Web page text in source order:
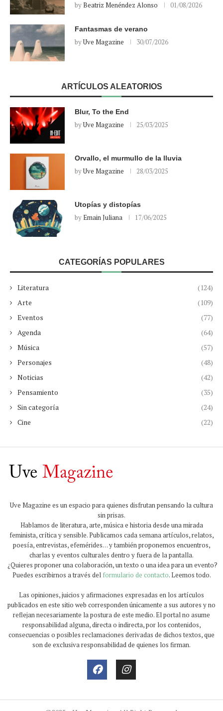
byBeatriz Menéndez Alonso 01/08/2026
Fantasmas de verano
byUve Magazine 30/07/2026
ARTÍCULOS ALEATORIOS
Blur, To the End
byUve Magazine 25/03/2025
Orvallo, el murmullo de la lluvia
byUve Magazine 28/03/2025
Utopías y distopías
byEmain Juliana 17/06/2025
CATEGORÍAS POPULARES
Literatura
(124)
Arte
(109)
Eventos
(77)
Agenda
(64)
Música
(57)
Personajes
(48)
Noticias
(42)
Pensamiento
(35)
Sin categoría
(24)
Cine
(22)
Uve Magazine es un espacio para quienes disfrutan pensando la cultura
sin prisas.
Hablamos de literatura, arte, música e historia desde una mirada
feminista, crítica y sensible. Publicamos cada semana artículos, relatos,
poesía, entrevistas, efemérides… y también proponemos encuentros,
charlas y eventos culturales dentro y fuera de la pantalla.
¿Quieres proponer una colaboración, un texto o una idea para un evento?
Puedes escribirnos a través del formulario de contacto. Leemos todo.
Las opiniones, juicios y afirmaciones expresadas en los artículos
publicados en este sitio web corresponden únicamente a sus autores y no
reflejan necesariamente la postura de este medio. El portal no asume
responsabilidad alguna, directa o indirecta, por los contenidos,
consecuencias o posibles reclamaciones derivadas de dichos textos, que
son de exclusiva responsabilidad de quienes los firman.